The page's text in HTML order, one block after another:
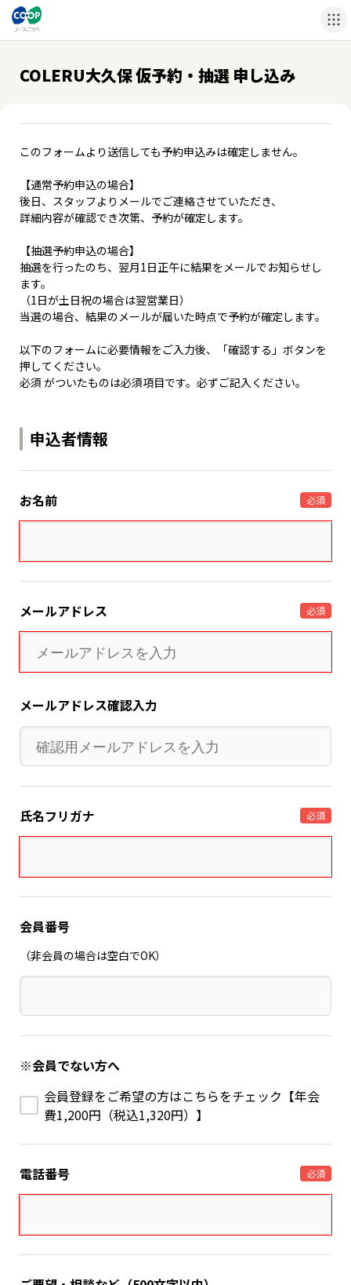
COLERU大久保 仮予約・抽選 申し込み
このフォームより送信しても予約申込みは確定しません。
【通常予約申込の場合】
後日、スタッフよりメールでご連絡させていただき、
詳細内容が確認でき次第、予約が確定します。
【抽選予約申込の場合】
抽選を行ったのち、翌月1日正午に結果をメールでお知らせし
ます。
（1日が土日祝の場合は翌営業日）
当選の場合、結果のメールが届いた時点で予約が確定します。
以下のフォームに必要情報をご入力後、「確認する」ボタンを
押してください。
必須 がついたものは必須項目です。必ずご記入ください。
申込者情報
お名前 必須
メールアドレス 必須
メールアドレス確認入力
氏名フリガナ 必須
会員番号
（非会員の場合は空白でOK）
※会員でない方へ
会員登録をご希望の方はこちらをチェック【年会
費1,200円（税込1,320円）】
電話番号 必須